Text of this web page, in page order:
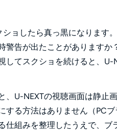
ショしたら真っ黒になります
警告が出たことがあります
してスクショを続けると、
、U-NEXTの視聴画面は静止
する方法はありません（PC
仕組みを整理したうえで、